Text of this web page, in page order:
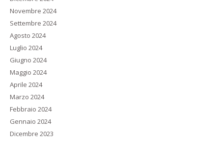
Novembre 2024
Settembre 2024
Agosto 2024
Luglio 2024
Giugno 2024
Maggio 2024
Aprile 2024
Marzo 2024
Febbraio 2024
Gennaio 2024
Dicembre 2023